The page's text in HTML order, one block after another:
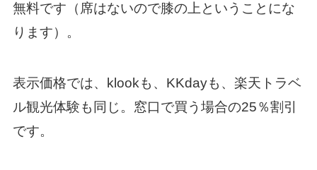
無料です（席はないので膝の上ということにな
ります）。
表示価格では、klookも、KKdayも、楽天トラベ
ル観光体験も同じ。窓口で買う場合の25％割引
です。